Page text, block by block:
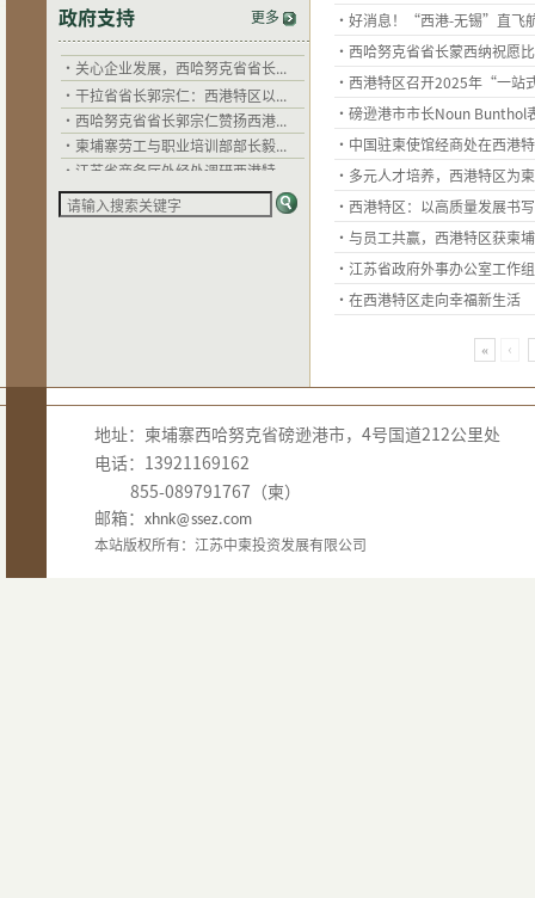
政府支持 更多
·江苏省住建厅希望以西港特区为...
·关心企业发展，西哈努克省省长...
·干拉省省长郭宗仁：西港特区以...
·西哈努克省省长郭宗仁赞扬西港...
·柬埔寨劳工与职业培训部部长毅...
·江苏省商务厅外经处调研西港特...
·江苏省住建厅希望以西港特区为...
·好消息！“西港-无锡”直飞
·西哈努克省省长蒙西纳祝愿
·西港特区召开2025年“一站
·磅逊港市市长Noun Bunthol
·中国驻柬使馆经商处在西港
·多元人才培养，西港特区为
·西港特区：以高质量发展书
·与员工共赢，西港特区获柬
·江苏省政府外事办公室工作
·在西港特区走向幸福新生活
« ‹
地址：柬埔寨西哈努克省磅逊港市，4号国道212公里处
电话：13921169162
855-089791767（柬）
邮箱： xhnk@ssez.com
本站版权所有：江苏中柬投资发展有限公司